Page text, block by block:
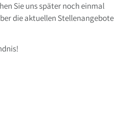
Sie uns später noch einmal
die aktuellen Stellenangebote